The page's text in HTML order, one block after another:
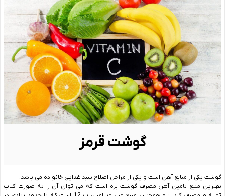
گوشت قرمز
گوشت یکی از منابع آهن است و یکی از مراحل اصلاح سبد غذایی خانواده می باشد.
بهترین منبع تامین آهن مصرف گوشت بره است که می توان آن را به صورت کباب